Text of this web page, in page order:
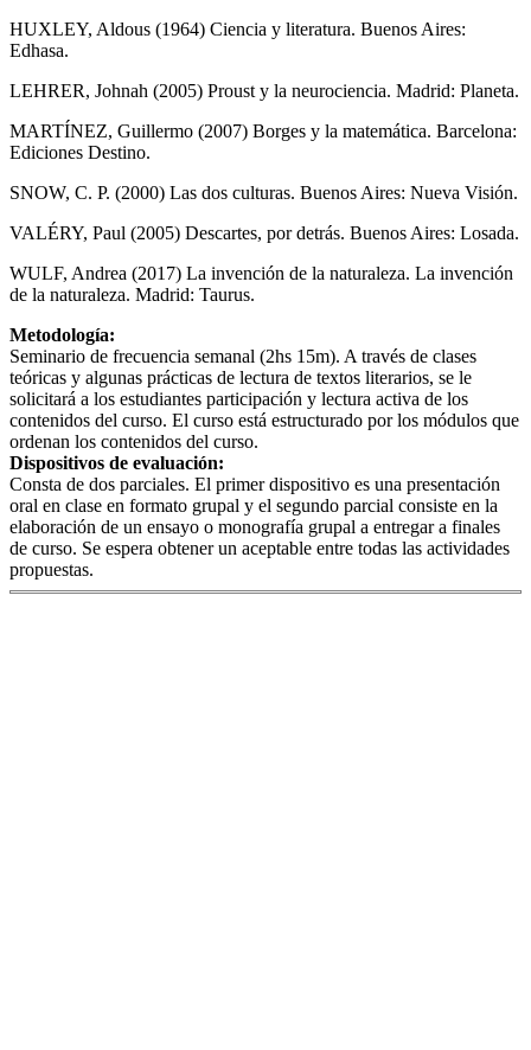
HUXLEY, Aldous (1964) Ciencia y literatura. Buenos Aires:
Edhasa.
LEHRER, Johnah (2005) Proust y la neurociencia. Madrid: Planeta.
MARTÍNEZ, Guillermo (2007) Borges y la matemática. Barcelona:
Ediciones Destino.
SNOW, C. P. (2000) Las dos culturas. Buenos Aires: Nueva Visión.
VALÉRY, Paul (2005) Descartes, por detrás. Buenos Aires: Losada.
WULF, Andrea (2017) La invención de la naturaleza. La invención
de la naturaleza. Madrid: Taurus.
Metodología:
Seminario de frecuencia semanal (2hs 15m). A través de clases
teóricas y algunas prácticas de lectura de textos literarios, se le
solicitará a los estudiantes participación y lectura activa de los
contenidos del curso. El curso está estructurado por los módulos que
ordenan los contenidos del curso.
Dispositivos de evaluación:
Consta de dos parciales. El primer dispositivo es una presentación
oral en clase en formato grupal y el segundo parcial consiste en la
elaboración de un ensayo o monografía grupal a entregar a finales
de curso. Se espera obtener un aceptable entre todas las actividades
propuestas.